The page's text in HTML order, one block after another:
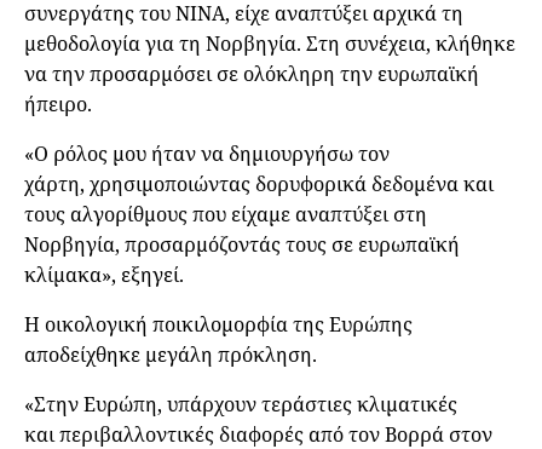
συνεργάτης του NINA, είχε αναπτύξει αρχικά τη
μεθοδολογία για τη Νορβηγία. Στη συνέχεια, κλήθηκε
να την προσαρμόσει σε ολόκληρη την ευρωπαϊκή
ήπειρο.
«Ο ρόλος μου ήταν να δημιουργήσω τον
χάρτη, χρησιμοποιώντας δορυφορικά δεδομένα και
τους αλγορίθμους που είχαμε αναπτύξει στη
Νορβηγία, προσαρμόζοντάς τους σε ευρωπαϊκή
κλίμακα», εξηγεί.
Η οικολογική ποικιλομορφία της Ευρώπης
αποδείχθηκε μεγάλη πρόκληση.
«Στην Ευρώπη, υπάρχουν τεράστιες κλιματικές
και περιβαλλοντικές διαφορές από τον Βορρά στον